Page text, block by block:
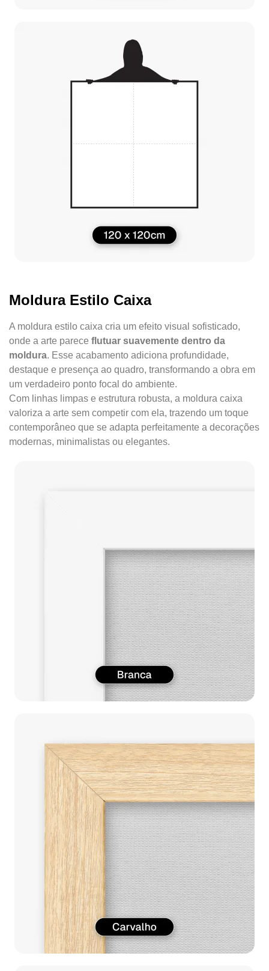
Moldura Estilo Caixa
A moldura estilo caixa cria um efeito visual sofisticado,
onde a arte parece flutuar suavemente dentro da
moldura. Esse acabamento adiciona profundidade,
destaque e presença ao quadro, transformando a obra em
um verdadeiro ponto focal do ambiente.
Com linhas limpas e estrutura robusta, a moldura caixa
valoriza a arte sem competir com ela, trazendo um toque
contemporâneo que se adapta perfeitamente a decorações
modernas, minimalistas ou elegantes.